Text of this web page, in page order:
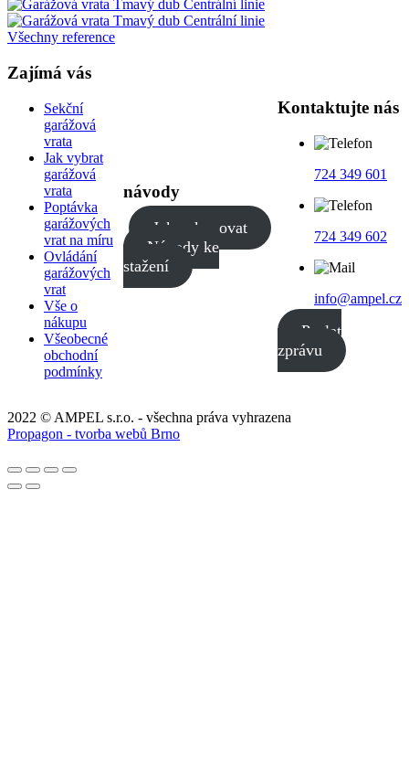
Všechny reference
Zajímá vás
Sekční
garážová
vrata
Jak vybrat
garážová
vrata
Poptávka
garážových
vrat na míru
Ovládání
garážových
vrat
Vše o
nákupu
Všeobecné
obchodní
podmínky
návody
Jak nakupovat
Návody ke
stažení
Kontaktujte nás
724 349 601
724 349 602
info@ampel.cz
Poslat
zprávu
2022 © AMPEL s.r.o. - všechna práva vyhrazena
Propagon - tvorba webů Brno